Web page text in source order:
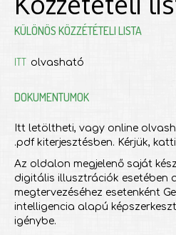
KÜLÖNÖS KÖZZÉTÉTELI LISTA
ITT olvasható
DOKUMENTUMOK
Itt letöltheti, vagy online
.pdf kiterjesztésben. Kérjük,
Az oldalon megjelenő saját
digitális illusztrációk esetében
megtervezéséhez esetenként
intelligencia alapú
igénybe.